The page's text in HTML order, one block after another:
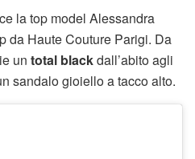
la top model Alessandra
da Haute Couture Parigi. Da
un total blackdall’abito agli
sandalo gioiello a tacco alto.